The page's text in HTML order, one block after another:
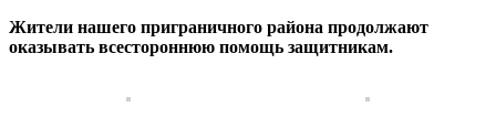
Жители нашего приграничного района продолжают
оказывать всестороннюю помощь защитникам.